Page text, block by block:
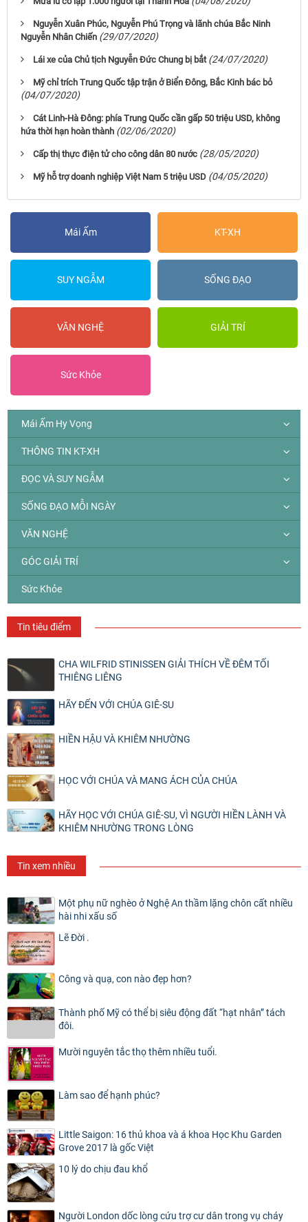
Nguyễn Xuân Phúc, Nguyễn Phú Trọng và lãnh chúa Bắc Ninh
Nguyễn Nhân Chiến (29/07/2020)
Lái xe của Chủ tịch Nguyễn Đức Chung bị bắt (24/07/2020)
Mỹ chỉ trích Trung Quốc tập trận ở Biển Đông, Bắc Kinh bác bỏ
(04/07/2020)
Cát Linh-Hà Đông: phía Trung Quốc cần gấp 50 triệu USD, không
hứa thời hạn hoàn thành (02/06/2020)
Cấp thị thực điện tử cho công dân 80 nước (28/05/2020)
Mỹ hỗ trợ doanh nghiệp Việt Nam 5 triệu USD (04/05/2020)
Mái Ấm KT-XH
SUY NGẪM SỐNG ĐẠO
VĂN NGHỆ GIẢI TRÍ
Sức Khỏe
Mái Ấm Hy Vọng
THÔNG TIN KT-XH
ĐỌC VÀ SUY NGẪM
SỐNG ĐẠO MỖI NGÀY
VĂN NGHỆ
GÓC GIẢI TRÍ
Sức Khỏe
Tin tiêu điểm
CHA WILFRID STINISSEN GIẢI THÍCH VỀ ĐÊM TỐI
THIÊNG LIÊNG
HÃY ĐẾN VỚI CHÚA GIÊ-SU
HIỀN HẬU VÀ KHIÊM NHƯỜNG
HỌC VỚI CHÚA VÀ MANG ÁCH CỦA CHÚA
HÃY HỌC VỚI CHÚA GIÊ-SU, VÌ NGƯỜI HIỀN LÀNH VÀ
KHIÊM NHƯỜNG TRONG LÒNG
Tin xem nhiều
Một phụ nữ nghèo ở Nghệ An thầm lặng chôn cất nhiều
hài nhi xấu số
Lẽ Đời .
Công và quạ, con nào đẹp hơn?
Thành phố Mỹ có thể bị siêu động đất “hạt nhân” tách
đôi.
Mười nguyên tắc thọ thêm nhiều tuổi.
Làm sao để hạnh phúc?
Little Saigon: 16 thủ khoa và á khoa Học Khu Garden
Grove 2017 là gốc Việt
10 lý do chịu đau khổ
Người London dốc lòng cứu trợ cư dân trong vụ cháy